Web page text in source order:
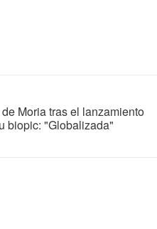
Moria tras el lanzamiento
biopic: "Globalizada"